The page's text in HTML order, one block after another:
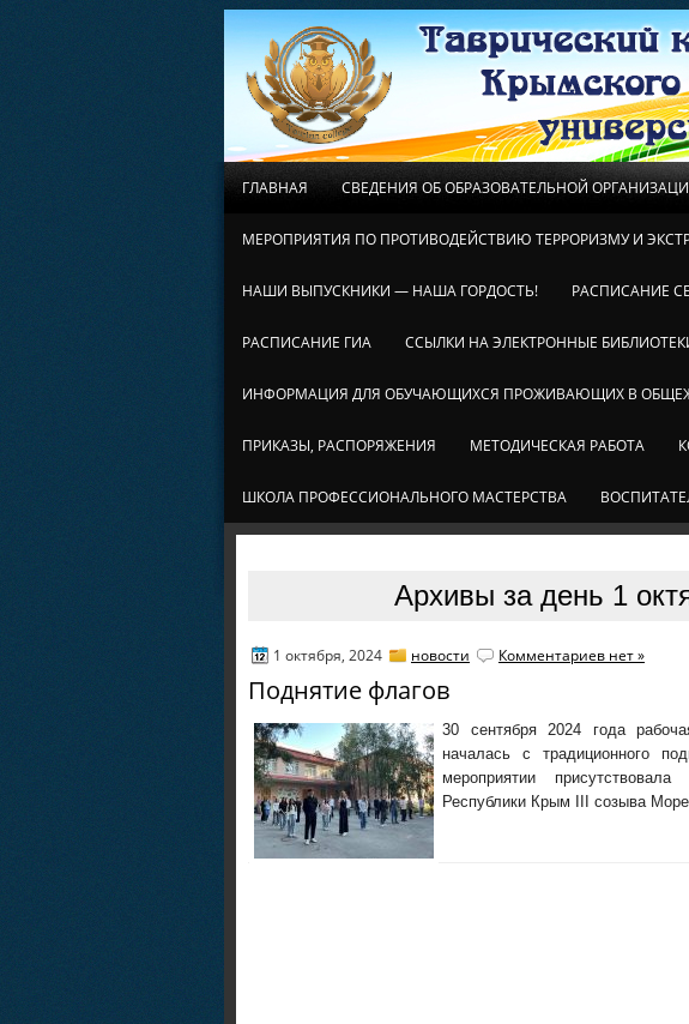
ГЛАВНАЯ СВЕДЕНИЯ ОБ ОБРАЗОВАТЕЛЬНОЙ
МЕРОПРИЯТИЯ ПО ПРОТИВОДЕЙСТВИЮ ТЕРРОРИЗМУ И
НАШИ ВЫПУСКНИКИ — НАША ГОРДОСТЬ! РАСПИСАНИЕ
РАСПИСАНИЕ ГИА ССЫЛКИ НА ЭЛЕКТРОННЫЕ
ИНФОРМАЦИЯ ДЛЯ ОБУЧАЮЩИХСЯ ПРОЖИВАЮЩИХ В
ПРИКАЗЫ, РАСПОРЯЖЕНИЯ МЕТОДИЧЕСКАЯ РАБОТА
ШКОЛА ПРОФЕССИОНАЛЬНОГО МАСТЕРСТВА
Архивы за день 1
1 октября, 2024 новости Комментариев нет »
Поднятие флагов
30 сентября 2024 года
началась с традиционного
мероприятии
Республики Крым III созыва